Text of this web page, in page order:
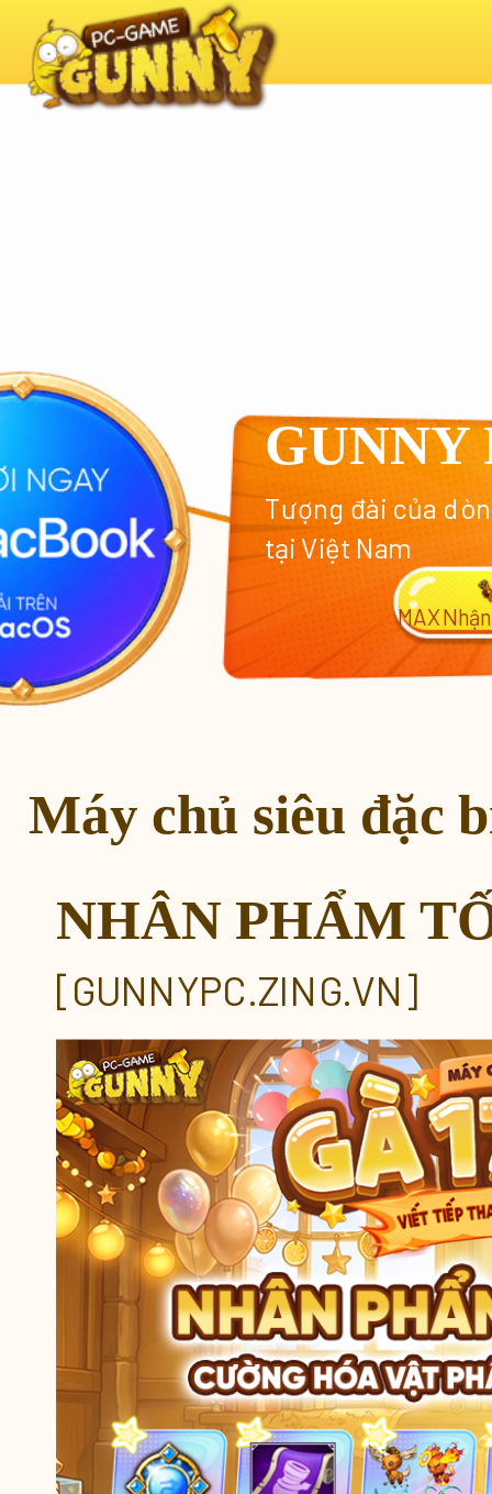
GUNNY
Tượng đài của
tại Việt Nam
MAX
Máy chủ siêu đặc
Chuỗi Sự kiện Nhân Phẩm
QUÀ ĐĂNG NHẬP ĐẶC BIỆT
QUÀ TRỊ GIÁ 1.700.00 XU
NHÂN PHẨM TỐI THƯỢNG
X17 XU KHÓA
LEGEND CHỈ TỪ 1 XU
ĐUA TOP GUILD
NHÂN PHẨM
[GUNNYPC.ZING.VN]